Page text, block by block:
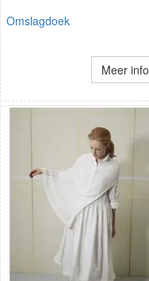
Omslagdoek
Meer info